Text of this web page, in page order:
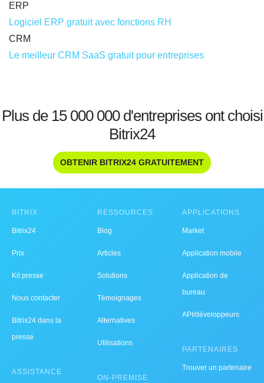
ERP
Logiciel ERP gratuit avec fonctions RH
CRM
Le meilleur CRM SaaS gratuit pour entreprises
Plus de 15 000 000 d'entreprises ont choisi
Bitrix24
OBTENIR BITRIX24 GRATUITEMENT
BITRIX
Bitrix24
Prix
Kit presse
Nous contacter
Bitrix24 dans la
presse
ASSISTANCE
RESSOURCES
Blog
Articles
Solutions
Témoignages
Alternatives
Utilisations
ON-PREMISE
APPLICATIONS
Market
Application mobile
Application de
bureau
API/développeurs
PARTENAIRES
Trouver un partenaire